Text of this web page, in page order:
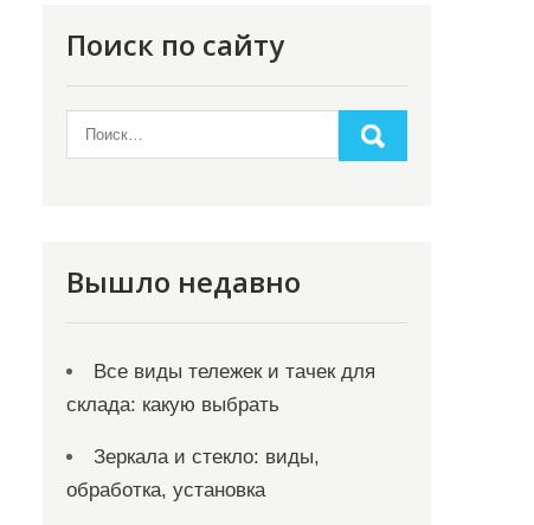
Поиск по сайту
Вышло недавно
Все виды тележек и тачек для
склада: какую выбрать
Зеркала и стекло: виды,
обработка, установка